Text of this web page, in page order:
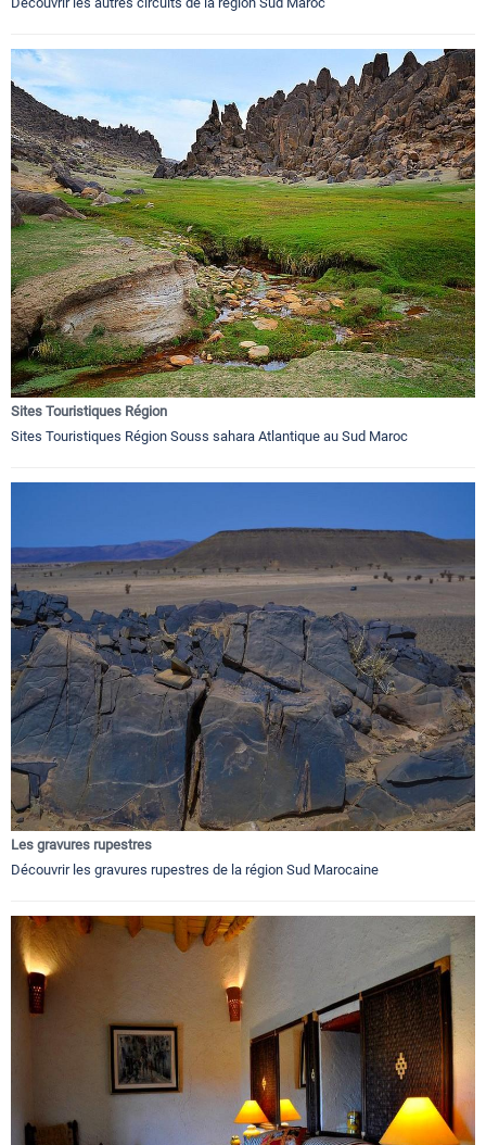
Sites Touristiques Région
Sites Touristiques Région Souss sahara Atlantique au Sud Maroc
Les gravures rupestres
Découvrir les gravures rupestres de la région Sud Marocaine